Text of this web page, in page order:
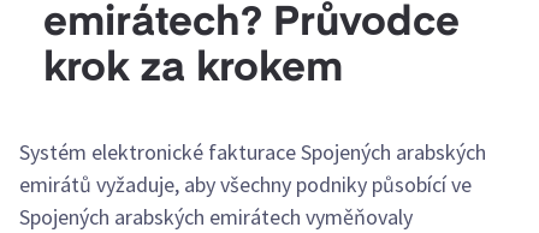
emirátech? Průvodce
krok za krokem
Systém elektronické fakturace Spojených arabských
emirátů vyžaduje, aby všechny podniky působící ve
Spojených arabských emirátech vyměňovaly